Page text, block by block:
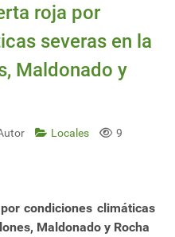
roja por
severas en la
Maldonado y
Locales 9
condiciones climáticas
Maldonado y Rocha